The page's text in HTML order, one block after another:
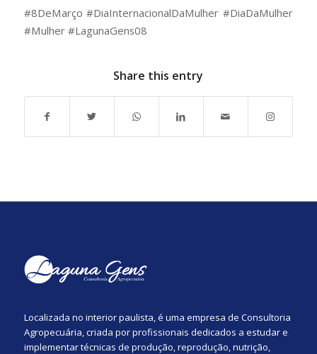
#8DeMarço #DiaInternacionalDaMulher #DiaDaMulher
#Mulher #LagunaGens08
Share this entry
Localizada no interior paulista, é uma empresa de Consultoria
Agropecuária, criada por profissionais dedicados a estudar e
implementar técnicas de produção, reprodução, nutrição,